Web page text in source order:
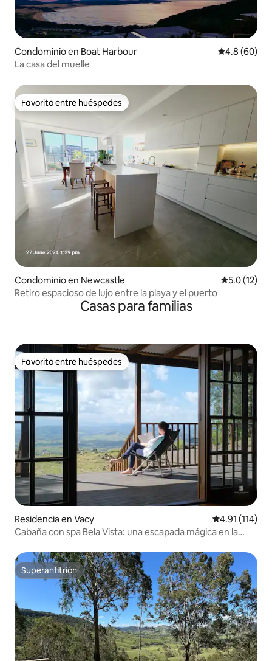
Condominio en Boat Harbour Calificación
4.8 (60)
La casa del muelle
Favorito entre huéspedes
Favorito entre huéspedes
Condominio en Newcastle Calificación
5.0 (12)
Retiro espacioso de lujo entre la playa y el puerto
Casas para familias
Favorito entre huéspedes
Favorito entre huéspedes
Residencia en Vacy Calificación
4.91 (114)
Cabaña con spa Bela Vista: una escapada mágica en la
Superanfitrión
Superanfitrión